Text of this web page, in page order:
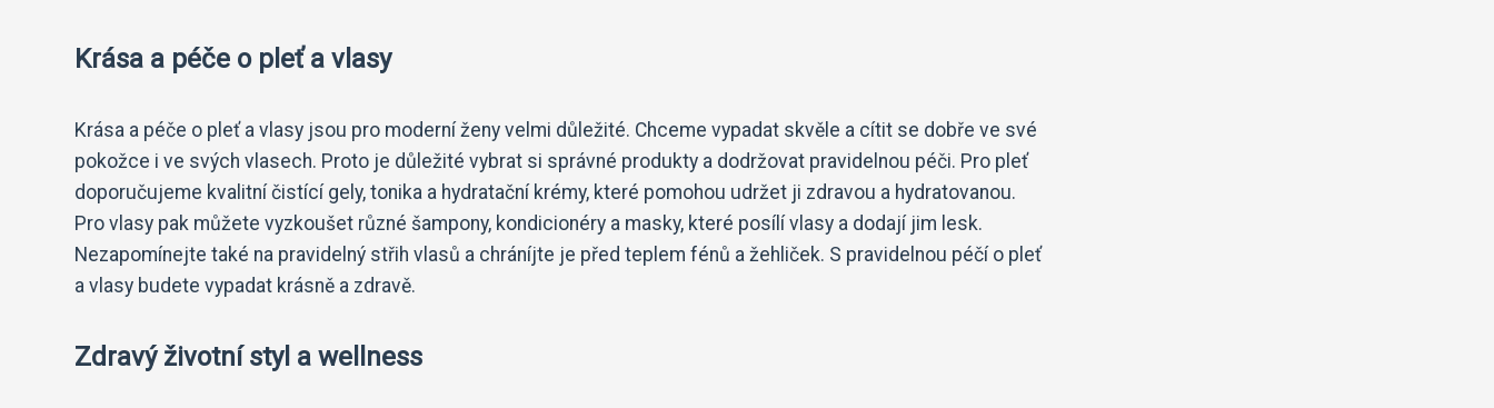
Krása a péče o pleť a vlasy
Krása a péče o pleť a vlasy jsou pro moderní ženy velmi důležité. Chceme vypadat skvěle a cítit se dobře ve své
pokožce i ve svých vlasech. Proto je důležité vybrat si správné produkty a dodržovat pravidelnou péči. Pro pleť
doporučujeme kvalitní čistící gely, tonika a hydratační krémy, které pomohou udržet ji zdravou a hydratovanou.
Pro vlasy pak můžete vyzkoušet různé šampony, kondicionéry a masky, které posílí vlasy a dodají jim lesk.
Nezapomínejte také na pravidelný střih vlasů a chráníjte je před teplem fénů a žehliček. S pravidelnou péčí o pleť
a vlasy budete vypadat krásně a zdravě.
Zdravý životní styl a wellness